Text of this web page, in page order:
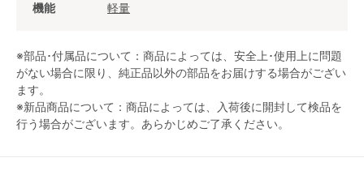
機能 軽量
※部品･付属品について：商品によっては、安全上･使用上に問題
がない場合に限り、純正品以外の部品をお届けする場合がござい
ます。
※新品商品について：商品によっては、入荷後に開封して検品を
行う場合がございます。あらかじめご了承ください。